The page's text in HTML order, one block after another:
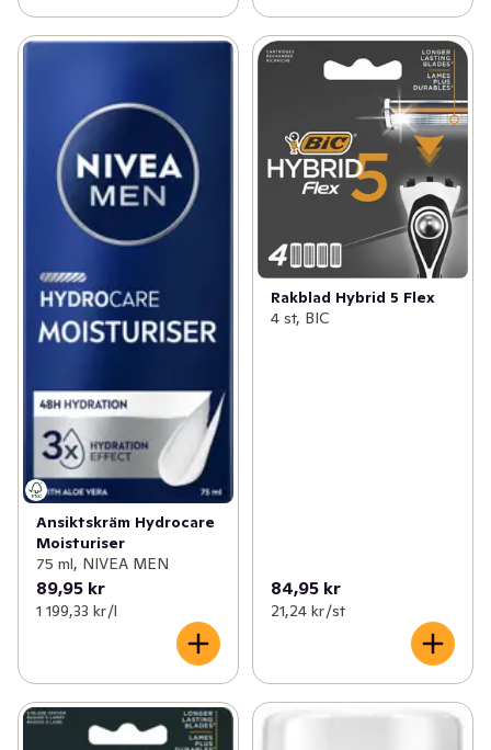
Ansiktskräm Hydrocare
Moisturiser
75 ml, NIVEA MEN
89,95 kr
1 199,33 kr /l
Rakblad Hybrid 5 Flex
4 st, BIC
84,95 kr
21,24 kr /st